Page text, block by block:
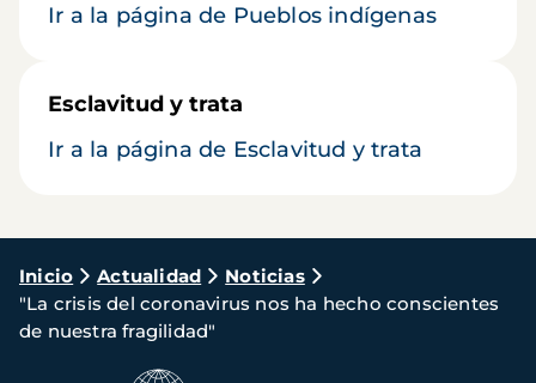
Ir a la página de Pueblos indígenas
Esclavitud y trata
Ir a la página de Esclavitud y trata
Ruta
de
navegación
Inicio Actualidad
Noticias
"La crisis del coronavirus nos ha hecho conscientes
de nuestra fragilidad"